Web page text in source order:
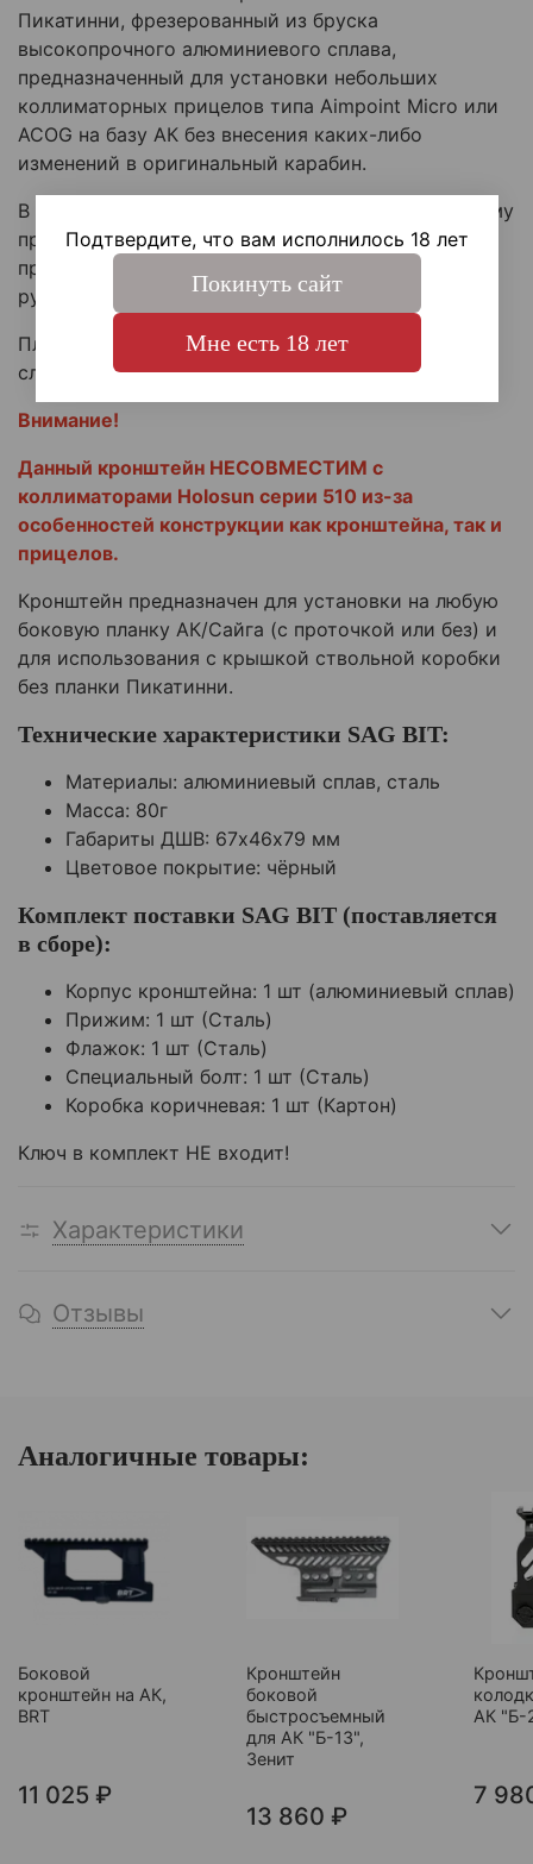
Пикатинни, фрезерованный из бруска
высокопрочного алюминиевого сплава,
предназначенный для установки небольших
коллиматорных прицелов типа Aimpoint Micro или
ACOG на базу АК без внесения каких-либо
изменений в оригинальный карабин.
В планку Пикатинни встроен интерфейс под призму
прицелов Trijicon ACOG, а также любых иных
прицелов, имеющих основания для монтажа на
рукоятку переноски винтовки M16.
Планка Пикатинни кронштейна имеет всего ОДИН
слот.
Внимание!
Данный кронштейн НЕСОВМЕСТИМ с
коллиматорами Holosun серии 510 из-за
особенностей конструкции как кронштейна, так и
прицелов.
Кронштейн предназначен для установки на любую
боковую планку АК/Сайга (с проточкой или без) и
для использования с крышкой ствольной коробки
без планки Пикатинни.
Технические характеристики SAG BIT:
Материалы: алюминиевый сплав, сталь
Масса: 80г
Габариты ДШВ: 67х46х79 мм
Цветовое покрытие: чёрный
Комплект поставки SAG BIT (поставляется
в сборе):
Корпус кронштейна: 1 шт (алюминиевый сплав)
Прижим: 1 шт (Сталь)
Флажок: 1 шт (Сталь)
Специальный болт: 1 шт (Сталь)
Коробка коричневая: 1 шт (Картон)
Ключ в комплект НЕ входит!
Характеристики
Отзывы
Аналогичные товары:
Боковой
кронштейн на АК,
BRT
11 025 ₽
Кронштейн
боковой
быстросъемный
для АК "Б-13",
Зенит
13 860 ₽
АК "Б-
7
Подтвердите, что вам исполнилось 18 лет
Покинуть сайт
Мне есть 18 лет